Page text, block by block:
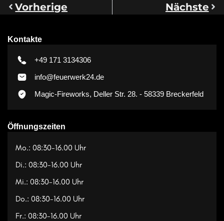
Vorherige Nächste
Kontakte
+49 171 3134306
info@feuerwerk24.de
Magic-Fireworks, Deller Str. 28. - 58339 Breckerfeld
Öffnungszeiten
Mo.: 08:30-16.00 Uhr
Di.: 08:30-16.00 Uhr
Mi.: 08:30-16.00 Uhr
Do.: 08:30-16.00 Uhr
Fr.: 08:30-16.00 Uhr